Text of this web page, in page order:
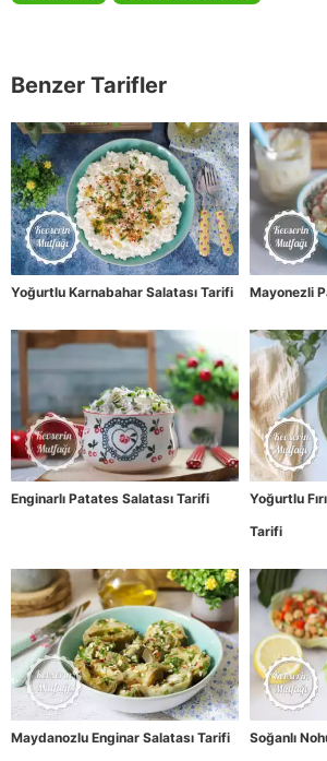
Benzer Tarifler
Yoğurtlu Karnabahar Salatası Tarifi Mayonezli
Enginarlı Patates Salatası Tarifi
Yoğurtlu
Tarifi
Maydanozlu Enginar Salatası Tarifi Soğanlı